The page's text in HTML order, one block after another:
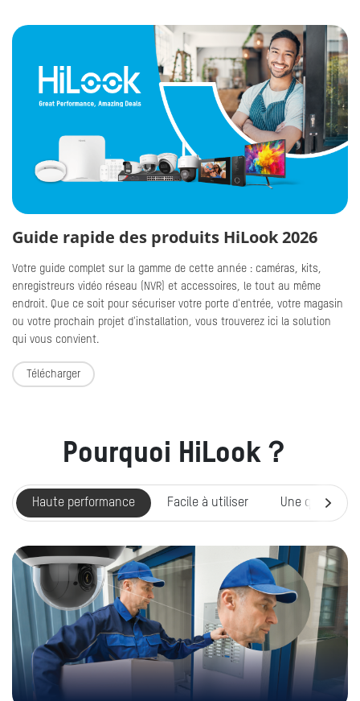
Guide rapide des produits HiLook 2026
Votre guide complet sur la gamme de cette année : caméras, kits,
enregistreurs vidéo réseau (NVR) et accessoires, le tout au même
endroit. Que ce soit pour sécuriser votre porte d'entrée, votre magasin
ou votre prochain projet d'installation, vous trouverez ici la solution
qui vous convient.
Télécharger
Pourquoi HiLook？
Haute performance Facile à utiliser Une qualité